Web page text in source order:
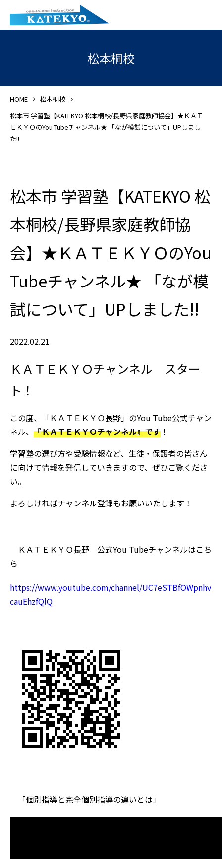
松本桐校
HOME
松本桐校
松本市 学習塾【KATEKYO 松本桐校/長野県家庭教師協会】★ＫＡＴ
ＥＫＹＯのYou Tubeチャンネル★ 「なが模試について」UPしまし
た!!
松本市 学習塾【KATEKYO 松
本桐校/長野県家庭教師協
会】★ＫＡＴＥＫＹＯのYou
Tubeチャンネル★ 「なが模
試について」UPしました!!
2022.02.21
ＫＡＴＥＫＹＯチャンネル スター
ト！
この度、「ＫＡＴＥＫＹＯ長野」のYou Tube公式チャン
ネル、 『ＫＡＴＥＫＹＯチャンネル』です ！
学習塾の選び方や受験情報など、生徒・保護者の皆さん
に向けて情報を発信していきますので、ぜひご覧くださ
い。
よろしければチャンネル登録もお願いいたします！
ＫＡＴＥＫＹＯ長野 公式You Tubeチャンネルはこち
ら
https://www.youtube.com/channel/UC7eSTBfOWpnhv
cauEhzfQlQ
「個別指導と完全個別指導の違いとは」